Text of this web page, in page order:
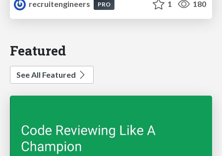
recruitengineers
PRO 1 180
Featured
See All Featured